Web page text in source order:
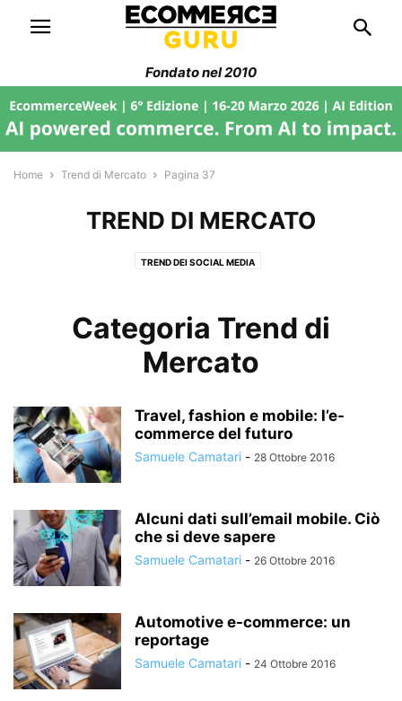
Fondato nel 2010
Home Trend di Mercato Pagina 37
TREND DI MERCATO
TREND DEI SOCIAL MEDIA
Categoria Trend di
Mercato
Travel, fashion e mobile: l’e-
commerce del futuro
Samuele Camatari - 28 Ottobre 2016
Alcuni dati sull’email mobile. Ciò
che si deve sapere
Samuele Camatari - 26 Ottobre 2016
Automotive e-commerce: un
reportage
Samuele Camatari - 24 Ottobre 2016